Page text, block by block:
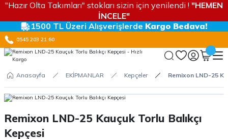
"Hazır Olta Takımları" stokları sizin için yenilendi ! "HEMEN
İNCELE"
1500 TL Üzeri Alışverişlerde Kargo Bedava!
0545 203 21 60
Anasayfa EKİPMANLAR Kepçeler Remixon LND-25
Remixon LND-25 Kauçuk Torlu Balıkçı
Kepçesi